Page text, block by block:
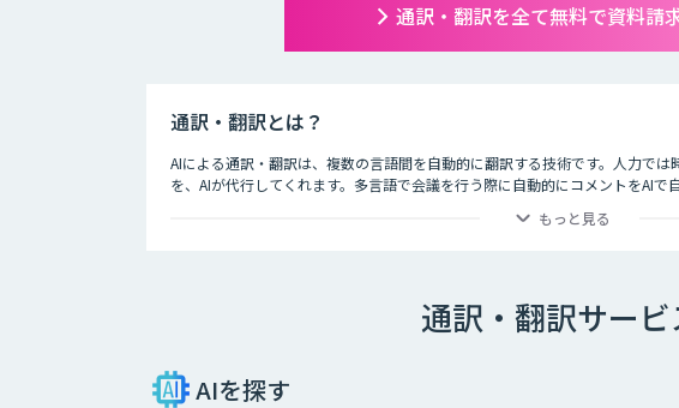
通訳・翻訳を全て無料で資料請
通訳・翻訳とは？
AIによる通訳・翻訳は、複数の言語間を自動的に翻訳する技術です。人力で
を、AIが代行してくれます。多言語で会議を行う際に自動的にコメントをAI
もっと見る
通訳・翻訳サー
AIを探す